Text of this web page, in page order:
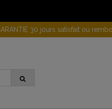
parrainant un proche ! En savoir